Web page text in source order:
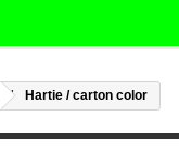
Hartie / carton color